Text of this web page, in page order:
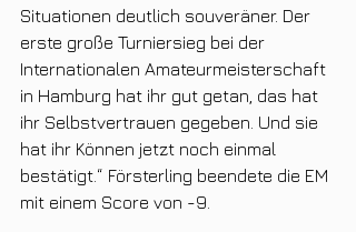
Situationen deutlich souveräner. Der
erste große Turniersieg bei der
Internationalen Amateurmeisterschaft
in Hamburg hat ihr gut getan, das hat
ihr Selbstvertrauen gegeben. Und sie
hat ihr Können jetzt noch einmal
bestätigt.“ Försterling beendete die EM
mit einem Score von -9.